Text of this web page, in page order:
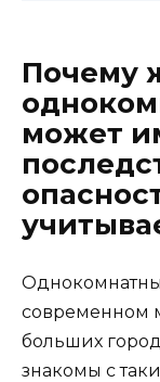
Почему
может
современном
больших
знакомы с